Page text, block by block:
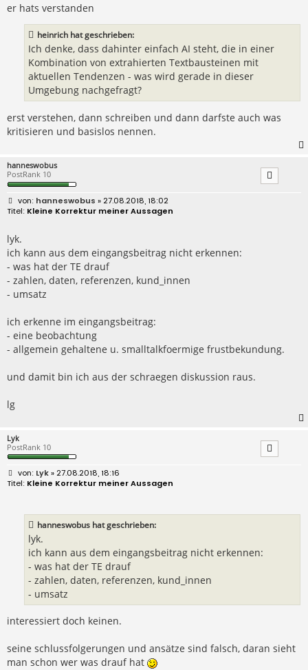
er hats verstanden
heinrich hat geschrieben:
Ich denke, dass dahinter einfach AI steht, die in einer
Kombination von extrahierten Textbausteinen mit
aktuellen Tendenzen - was wird gerade in dieser
Umgebung nachgefragt?
erst verstehen, dann schreiben und dann darfste auch was
kritisieren und basislos nennen.
hanneswobus
PostRank 10
B
e
i
r
a
g
hanneswobus » 27.08.2018, 18:02
Kleine Korrektur meiner Aussagen
lyk.
ich kann aus dem eingangsbeitrag nicht erkennen:
- was hat der TE drauf
- zahlen, daten, referenzen, kund_innen
- umsatz
ich erkenne im eingangsbeitrag:
- eine beobachtung
- allgemein gehaltene u. smalltalkfoermige frustbekundung.
und damit bin ich aus der schraegen diskussion raus.
lg
Lyk
PostRank 10
B
e
Lyk» 27.08.2018, 18:16
Kleine Korrektur meiner Aussagen
hanneswobus hat geschrieben:
lyk.
ich kann aus dem eingangsbeitrag nicht erkennen:
- was hat der TE drauf
- zahlen, daten, referenzen, kund_innen
- umsatz
interessiert doch keinen.
seine schlussfolgerungen und ansätze sind falsch, daran sieht
man schon wer was drauf hat